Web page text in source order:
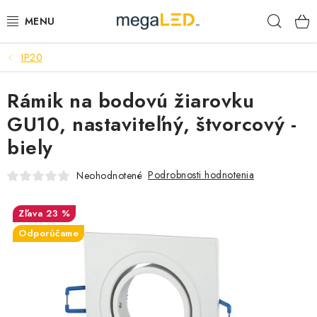
na
PRIEMYSEL
SVIETIDLÁ
ŽIAROVKY A TRUBICE
PRACOVNÉ SVIETIDLÁ
ELEKTROMATERIÁL
VENTILÁTORY
SAMSUNG SVIETIDLÁ
IP20
Rámik na bodovú žiarovku
GU10, nastaviteľný, štvorcový -
biely
Neohodnotené Podrobnosti hodnotenia
23 %
Odporúčame